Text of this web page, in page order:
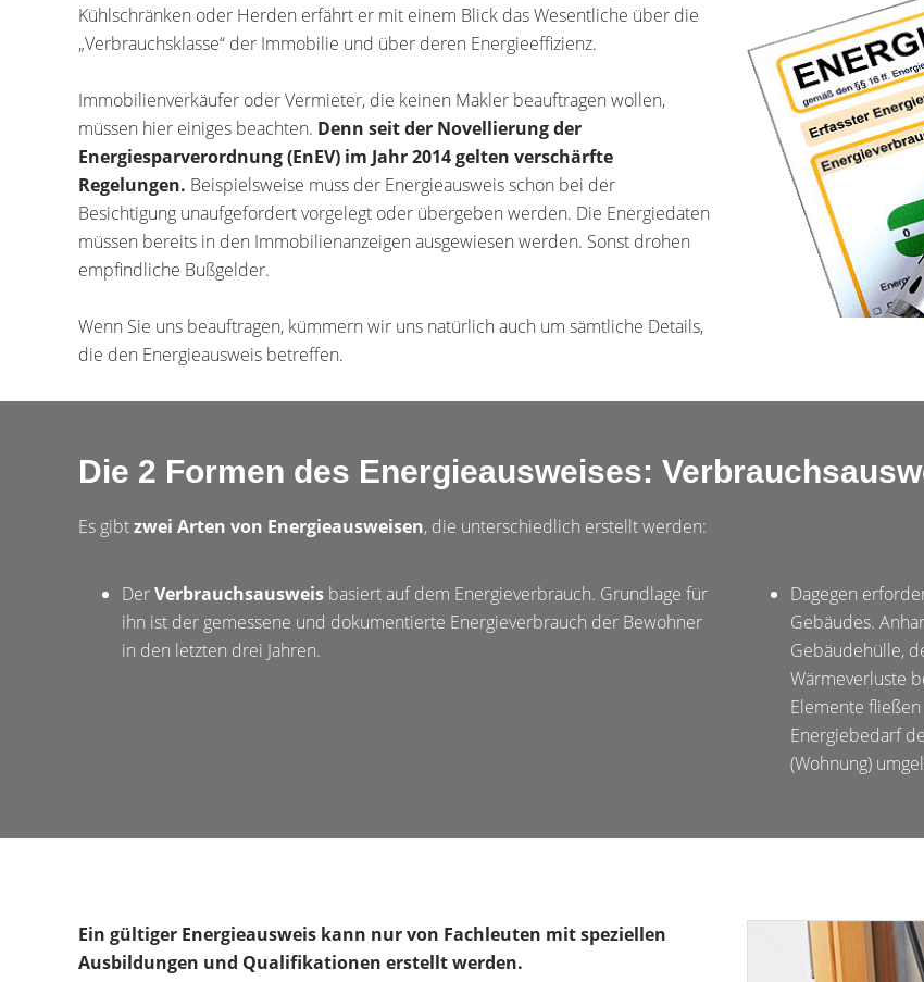
Kühlschränken oder Herden erfährt er mit einem Blick das Wesentliche über die
„Verbrauchsklasse“ der Immobilie und über deren Energieeffizienz.
Immobilienverkäufer oder Vermieter, die keinen Makler beauftragen wollen,
müssen hier einiges beachten. Denn seit der Novellierung der
Energiesparverordnung (EnEV) im Jahr 2014 gelten verschärfte
Regelungen. Beispielsweise muss der Energieausweis schon bei der
Besichtigung unaufgefordert vorgelegt oder übergeben werden. Die Energiedaten
müssen bereits in den Immobilienanzeigen ausgewiesen werden. Sonst drohen
empfindliche Bußgelder.
Wenn Sie uns beauftragen, kümmern wir uns natürlich auch um sämtliche Details,
die den Energieausweis betreffen.
Die 2 Formen des Energieausweises:
Es gibtzwei Arten von Energieausweisen, die unterschiedlich erstellt werden:
DerVerbrauchsausweis basiert auf dem Energieverbrauch. Grundlage für
ihn ist der gemessene und dokumentierte Energieverbrauch der Bewohner
in den letzten drei Jahren.
Dagegen
Gebäudes.
Gebäudehülle,
Wärmeverluste
Elemente
Energiebedarf
(Wohnung)
Ein gültiger Energieausweis kann nur von Fachleuten mit speziellen
Ausbildungen und Qualifikationen erstellt werden.